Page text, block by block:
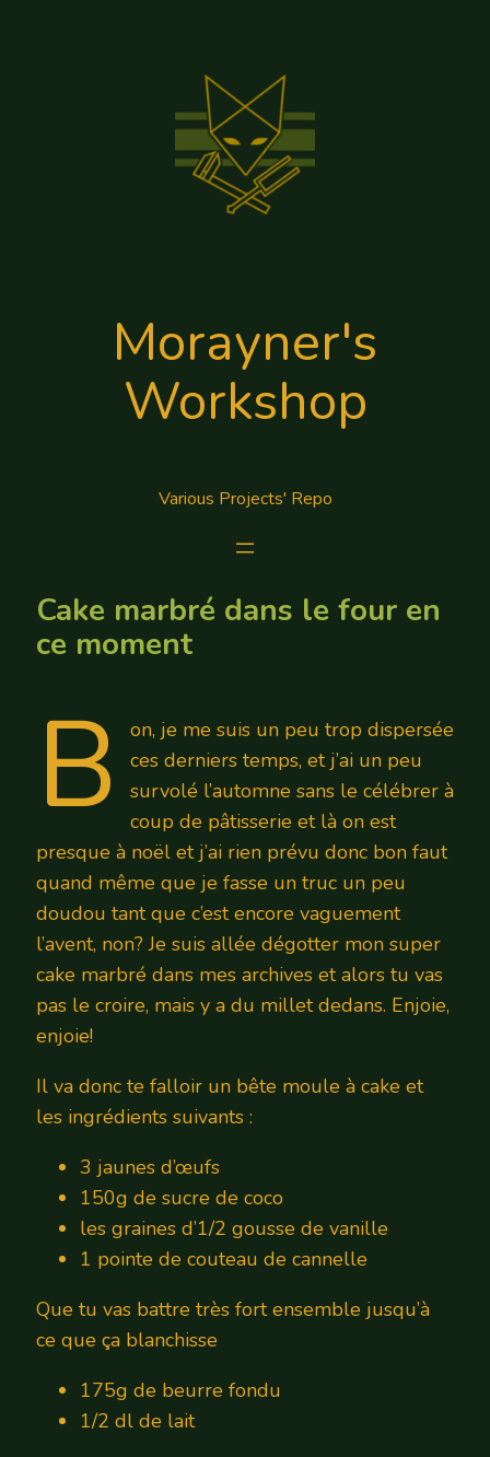
Morayner's
Workshop
Various Projects' Repo
Cake marbré dans le four en
ce moment
B
on, je me suis un peu trop dispersée
ces derniers temps, et j’ai un peu
survolé l’automne sans le célébrer à
coup de pâtisserie et là on est
presque à noël et j’ai rien prévu donc bon faut
quand même que je fasse un truc un peu
doudou tant que c’est encore vaguement
l’avent, non? Je suis allée dégotter mon super
cake marbré dans mes archives et alors tu vas
pas le croire, mais y a du millet dedans. Enjoie,
enjoie!
Il va donc te falloir un bête moule à cake et
les ingrédients suivants :
3 jaunes d’œufs
150g de sucre de coco
les graines d’1/2 gousse de vanille
1 pointe de couteau de cannelle
Que tu vas battre très fort ensemble jusqu’à
ce que ça blanchisse
175g de beurre fondu
1/2 dl de lait